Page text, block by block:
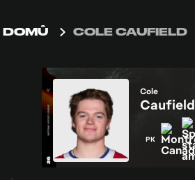
DOMŮ COLE CAUFIELD
Cole
Caufield
PK